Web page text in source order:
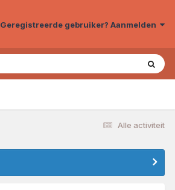
Geregistreerde gebruiker? Aanmelden
Alle activiteit